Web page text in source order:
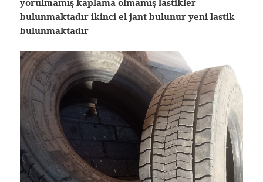
yorulmamış kaplama olmamış lastikler
bulunmaktadır ikinci el jant bulunur yeni lastik
bulunmaktadır